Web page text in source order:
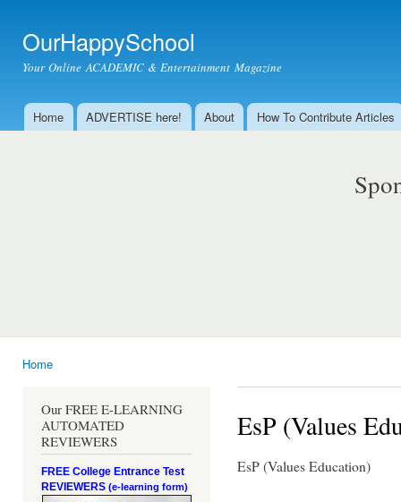
OurHappySchool
Your Online ACADEMIC & Entertainment Magazine
Main menu
Home ADVERTISE here! About How To Contribute Articles
Home
Our FREE E-LEARNING
AUTOMATED
REVIEWERS
FREE College Entrance Test
REVIEWERS (e-learning form)
EsP (Values
EsP (Values Education)